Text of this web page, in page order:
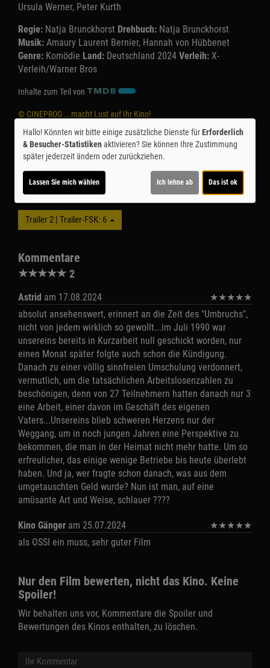
Ursula Werner, Peter Kurth
Regie: Natja Brunckhorst Drehbuch: Natja Brunckhorst
Musik: Amaury Laurent Bernier, Hannah von Hübbenet
Genre: Komödie Land: Deutschland 2024 Verleih: X-
Verleih/Warner Bros
Inhalte zum Teil von
© CINEPROG ...macht Lust auf Ihr Kino!
Möchten Sie vonYoutube (Trailer ansehen)bereitgestellte
externe Inhalte laden?
Trailer 2 | Trailer-FSK: 6
Kommentare
★★★★★ 2
Astrid am 17.08.2024 ★★★★★
absolut ansehenswert, erinnert an die Zeit des "Umbruchs",
nicht von jedem wirklich so gewollt...im Juli 1990 war
unsereins bereits in Kurzarbeit null geschickt worden, nur
einen Monat später folgte auch schon die Kündigung.
Danach zu einer völlig sinnfreien Umschulung verdonnert,
vermutlich, um die tatsächlichen Arbeitslosenzahlen zu
beschönigen, denn von 27 Teilnehmern hatten danach nur 3
eine Arbeit, einer davon im Geschäft des eigenen
Vaters...Unsereins blieb schweren Herzens nur der
Weggang, um in noch jungen Jahren eine Perspektive zu
bekommen, die man in der Heimat nicht mehr hatte. Um so
erfreulicher, das einige wenige Betriebe bis heute überlebt
haben. Und ja, wer fragte schon danach, was aus dem
umgetauschten Geld wurde? Nun ist man, auf eine
amüsante Art und Weise, schlauer ????
Kino Gänger am 25.07.2024 ★★★★★
als OSSI ein muss, sehr guter Film
Nur den Film bewerten, nicht das Kino. Keine
Spoiler!
Wir behalten uns vor, Kommentare die Spoiler und
Bewertungen des Kinos enthalten, zu löschen.
Hallo! Könnten wir bitte einige zusätzliche Dienste fürErforderlich
& Besucher-Statistikenaktivieren? Sie können Ihre Zustimmung
später jederzeit ändern oder zurückziehen.
Lassen Sie mich wählen Ich lehne ab Das ist ok